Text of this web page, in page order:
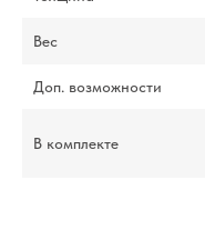
Вес
Доп. возможности
В комплекте